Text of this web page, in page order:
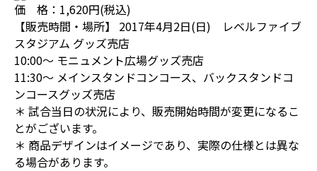
価 格：1,620円(税込)
【販売時間・場所】 2017年4月2日(日) レベルファイブ
スタジアム グッズ売店
10:00～ モニュメント広場グッズ売店
11:30～ メインスタンドコンコース、バックスタンドコ
ンコースグッズ売店
＊ 試合当日の状況により、販売開始時間が変更になるこ
とがございます。
＊ 商品デザインはイメージであり、実際の仕様とは異な
る場合があります。